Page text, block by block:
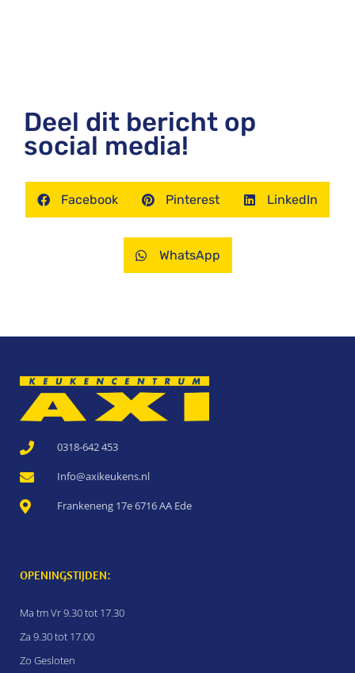
Deel dit bericht op
social media!
Facebook Pinterest LinkedIn
WhatsApp
0318-642 453
Info@axikeukens.nl
Frankeneng 17e 6716 AA Ede
OPENINGSTIJDEN:
Ma tm Vr 9.30 tot 17.30
Za 9.30 tot 17.00
Zo Gesloten